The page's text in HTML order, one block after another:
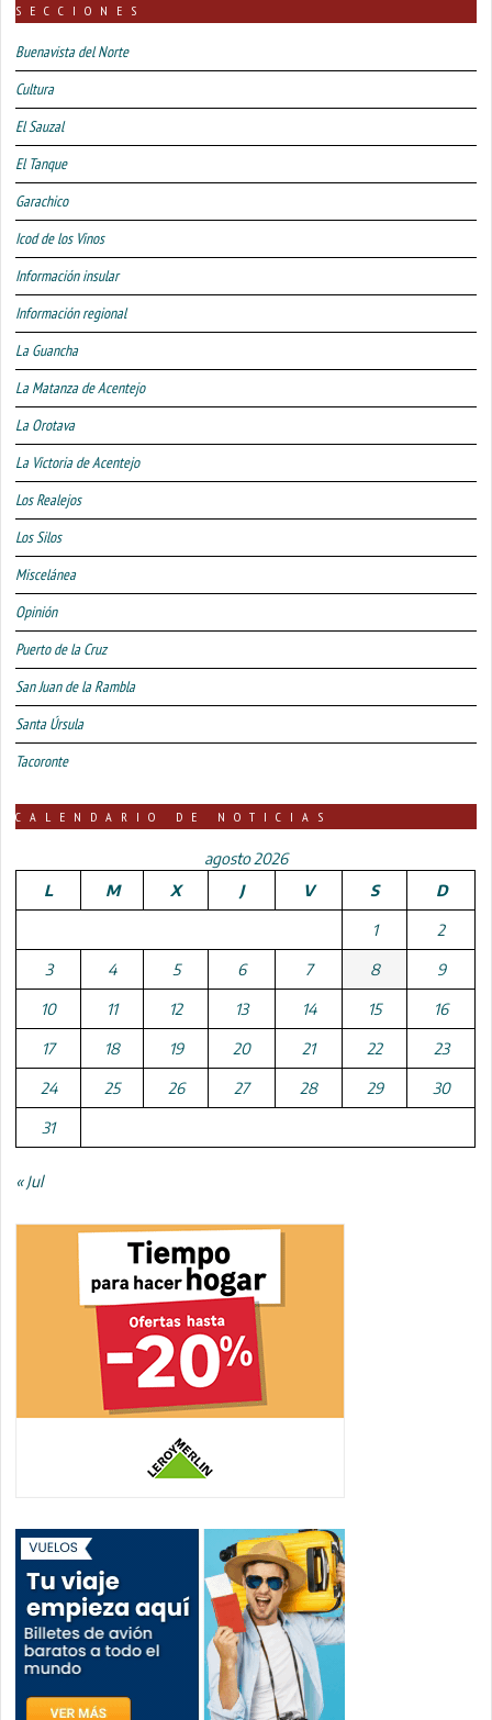
SECCIONES
Buenavista del Norte
Cultura
El Sauzal
El Tanque
Garachico
Icod de los Vinos
Información insular
Información regional
La Guancha
La Matanza de Acentejo
La Orotava
La Victoria de Acentejo
Los Realejos
Los Silos
Miscelánea
Opinión
Puerto de la Cruz
San Juan de la Rambla
Santa Úrsula
Tacoronte
CALENDARIO DE NOTICIAS
agosto 2026
L
M X J V S D
1 2
3 4 5 6 7 8 9
10 11 12 13 14 15 16
17 18 19 20 21 22 23
24 25 26 27 28 29 30
31
« Jul